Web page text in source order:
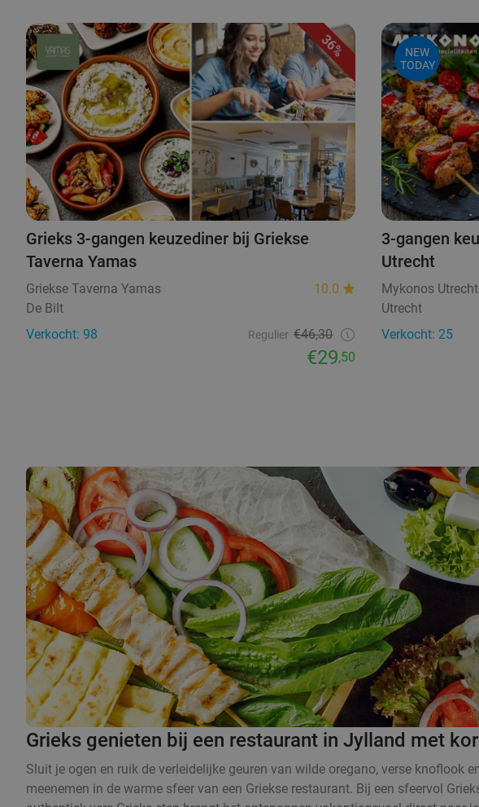
36%
Grieks 3-gangen keuzediner bij Griekse
Taverna Yamas
Griekse Taverna Yamas
10.0
De Bilt
Verkocht: 98
Regulier €46,30
€29,50
NEW
TODAY
3-gangen
Utrecht
Mykonos Utrecht
Utrecht
Verkocht: 25
Grieks genieten bij een restaurant in Jylland met
Sluit je ogen en ruik de verleidelijke geuren van wilde oregano, verse
meenemen in de warme sfeer van een Griekse restaurant. Bij een sfeervol